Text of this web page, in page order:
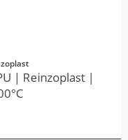
| Reinzoplast |